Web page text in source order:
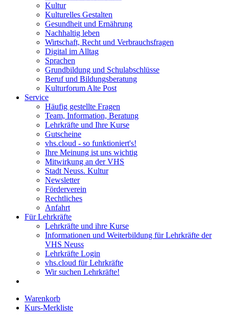
Kultur
Kulturelles Gestalten
Gesundheit und Ernährung
Nachhaltig leben
Wirtschaft, Recht und Verbrauchsfragen
Digital im Alltag
Sprachen
Grundbildung und Schulabschlüsse
Beruf und Bildungsberatung
Kulturforum Alte Post
Service
Häufig gestellte Fragen
Team, Information, Beratung
Lehrkräfte und Ihre Kurse
Gutscheine
vhs.cloud - so funktioniert's!
Ihre Meinung ist uns wichtig
Mitwirkung an der VHS
Stadt Neuss. Kultur
Newsletter
Förderverein
Rechtliches
Anfahrt
Für Lehrkräfte
Lehrkräfte und ihre Kurse
Informationen und Weiterbildung für Lehrkräfte der
VHS Neuss
Lehrkräfte Login
vhs.cloud für Lehrkräfte
Wir suchen Lehrkräfte!
Warenkorb
Kurs-Merkliste